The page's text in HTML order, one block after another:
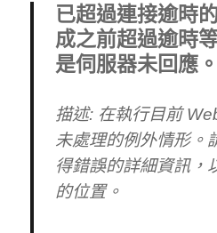
已超過連接逾時
成之前超過逾時
是伺服器未回應。
描述: 在執行目前
未處理的例外情形。
得錯誤的詳細資訊，
的位置。